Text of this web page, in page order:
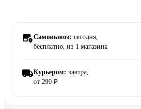
Самовывоз: сегодня,
бесплатно, из 1 магазина
Курьером: завтра,
от 290 ₽